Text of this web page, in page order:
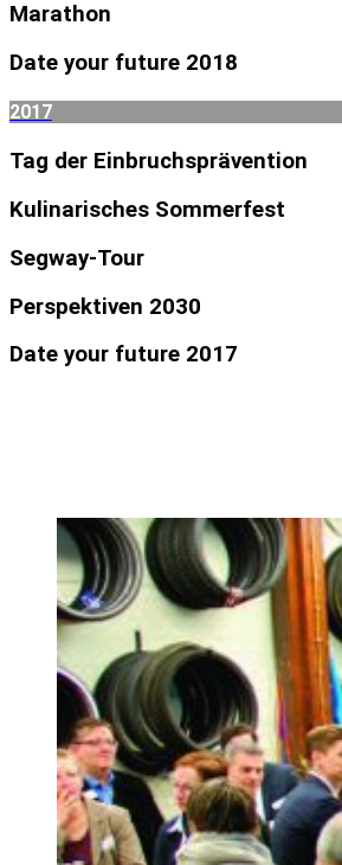
Marathon
Date your future 2018
2017
Tag der Einbruchsprävention
Kulinarisches Sommerfest
Segway-Tour
Perspektiven 2030
Date your future 2017